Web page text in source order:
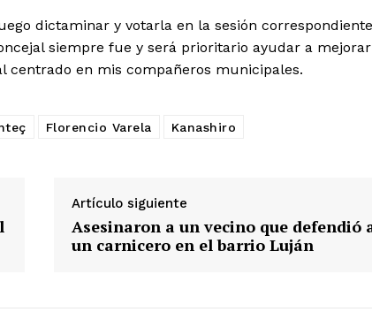
dictaminar y votarla en la sesión
siempre fue y será prioritario ayudar a
centrado en mis compañeros municipales.
Florencio Varela Kanashiro
Artículo siguiente
Asesinaron a un vecino que defendió
un carnicero en el barrio Luján